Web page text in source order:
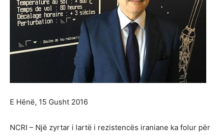
E Hënë, 15 Gusht 2016
NCRI – Një zyrtar i lartë i rezistencës iraniane ka folur për